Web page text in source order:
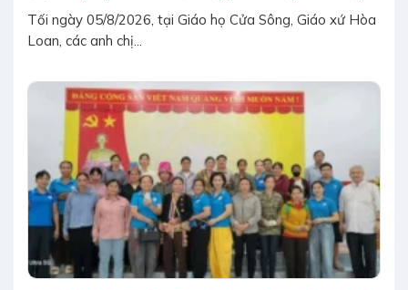
Tối ngày 05/8/2026, tại Giáo họ Cửa Sông, Giáo xứ Hòa
Loan, các anh chị...